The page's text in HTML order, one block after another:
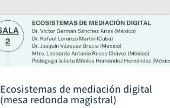
Ecosistemas de mediación digital
(mesa redonda magistral)